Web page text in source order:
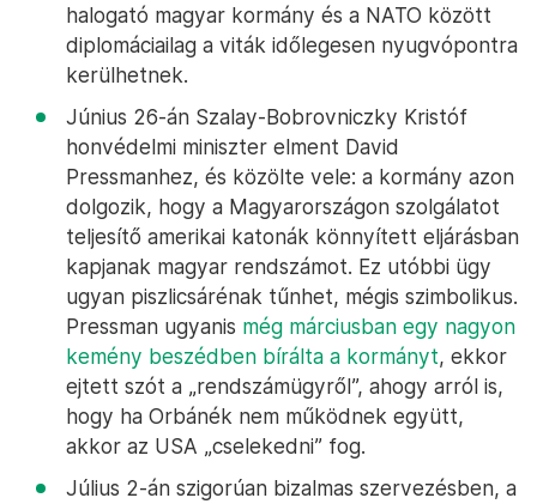
halogató magyar kormány és a NATO között
diplomáciailag a viták időlegesen nyugvópontra
kerülhetnek.
Június 26-án Szalay-Bobrovniczky Kristóf
honvédelmi miniszter elment David
Pressmanhez, és közölte vele: a kormány azon
dolgozik, hogy a Magyarországon szolgálatot
teljesítő amerikai katonák könnyített eljárásban
kapjanak magyar rendszámot. Ez utóbbi ügy
ugyan piszlicsárénak tűnhet, mégis szimbolikus.
Pressman ugyanis még márciusban egy nagyon
kemény beszédben bírálta a kormányt, ekkor
ejtett szót a „rendszámügyről”, ahogy arról is,
hogy ha Orbánék nem működnek együtt,
akkor az USA „cselekedni” fog.
Július 2-án szigorúan bizalmas szervezésben, a